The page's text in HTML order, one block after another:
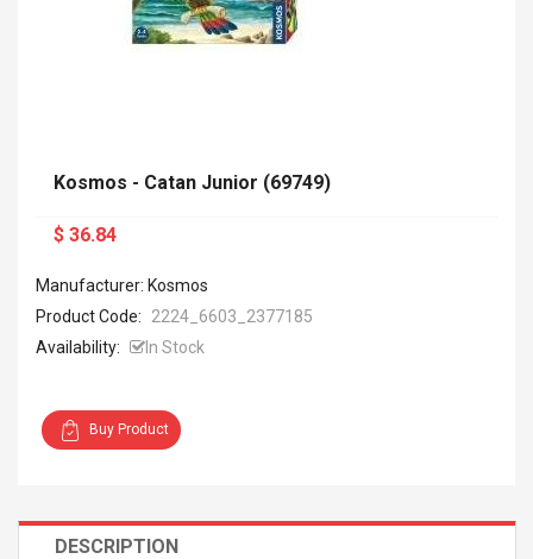
Kosmos - Catan Junior (69749)
$ 36.84
Manufacturer: Kosmos
Product Code:
2224_6603_2377185
Availability:
In Stock
Buy Product
DESCRIPTION